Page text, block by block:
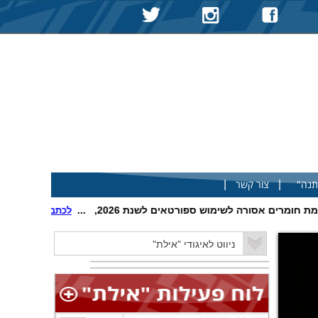
| צור קשר |